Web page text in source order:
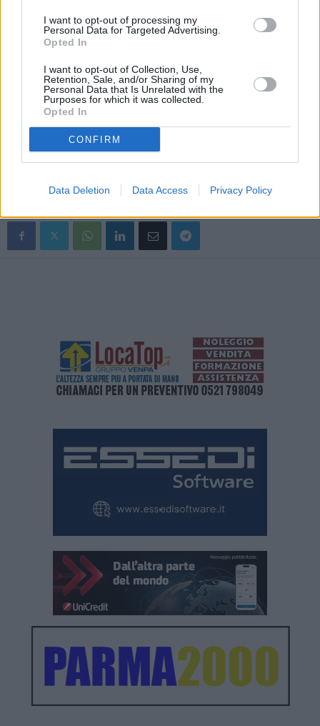
I want to opt-out of processing my
Personal Data for Targeted Advertising.
Opted In
I want to opt-out of Collection, Use,
Retention, Sale, and/or Sharing of my
Personal Data that Is Unrelated with the
Purposes for which it was collected.
Opted In
CONFIRM
Data Deletion Data Access Privacy Policy
della certificazione M.O.C.A. relativa al materiale telato impiegato a
diretto contatto con le forme.
Per le violazioni riscontrate, al legale rappresentante dell’attività
sono state contestate sanzioni amministrative per un importo
complessivo pari a 12.600 euro.
In considerazione delle gravi carenze igienico-sanitarie emerse nel
corso delle verifiche, su richiesta dei militari operanti, è intervenuto
personale del Dipartimento di Sanità Pubblica dell’Azienda USL di
Parma, che ha adottato i provvedimenti prescrittivi di competenza.